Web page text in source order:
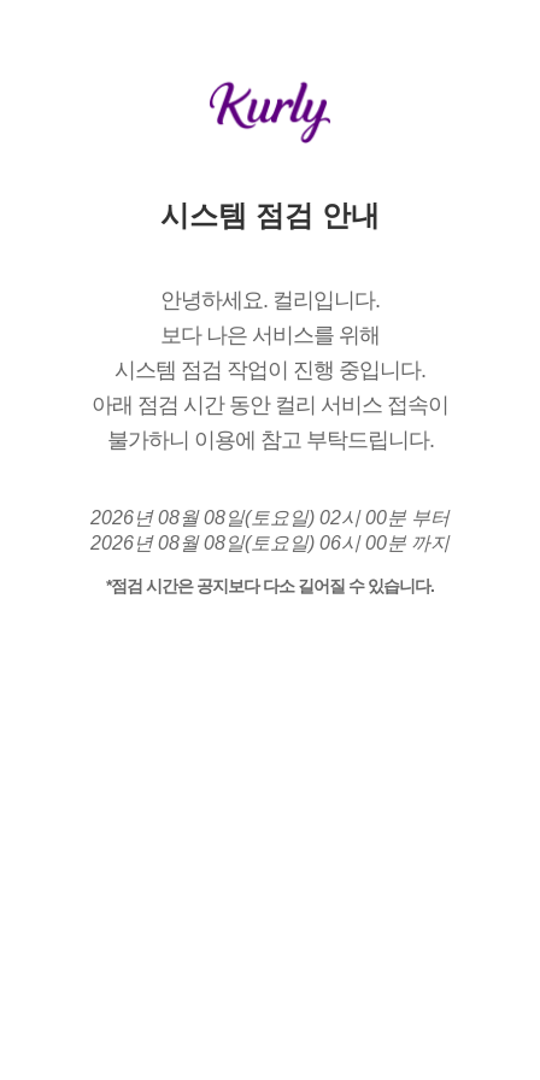
시스템 점검 안내
안녕하세요. 컬리입니다.
보다 나은 서비스를 위해
시스템 점검 작업이 진행 중입니다.
아래 점검 시간 동안 컬리 서비스 접속이
불가하니 이용에 참고 부탁드립니다.
2026년 08월 08일(토요일) 02시 00분 부터
2026년 08월 08일(토요일) 06시 00분 까지
*점검 시간은 공지보다 다소 길어질 수 있습니다.